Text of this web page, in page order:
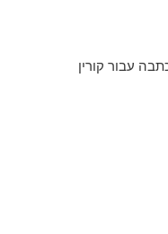
עבור קורין